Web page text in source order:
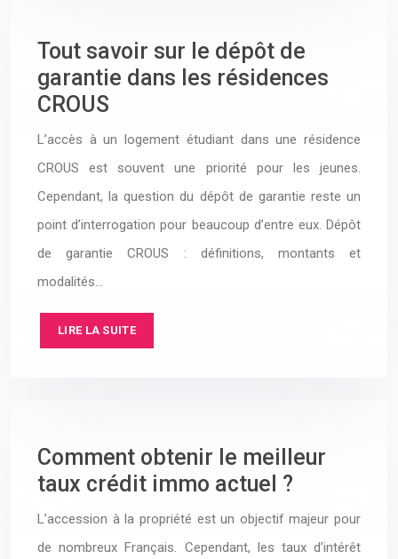
Tout savoir sur le dépôt de
garantie dans les résidences
CROUS
L’accès à un logement étudiant dans une résidence
CROUS est souvent une priorité pour les jeunes.
Cependant, la question du dépôt de garantie reste un
point d’interrogation pour beaucoup d’entre eux. Dépôt
de garantie CROUS : définitions, montants et
modalités…
LIRE LA SUITE
Comment obtenir le meilleur
taux crédit immo actuel ?
L’accession à la propriété est un objectif majeur pour
de nombreux Français. Cependant, les taux d’intérêt